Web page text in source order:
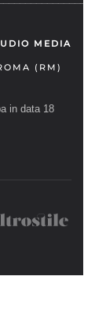
MEDIA
(RM)
in data 18